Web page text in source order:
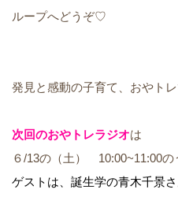
ループへどうぞ♡
発見と感動の子育て、おやトレ
次回のおやトレラジオは
６/13の（土） 10:00~11:00の
ゲストは、誕生学の青木千景